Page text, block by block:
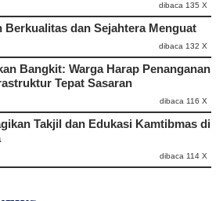
dibaca 135 X
Berkualitas dan Sejahtera Menguat
dibaca 132 X
Bangkit: Warga Harap Penanganan
Tepat Sasaran
dibaca 116 X
Takjil dan Edukasi Kamtibmas di
dibaca 114 X